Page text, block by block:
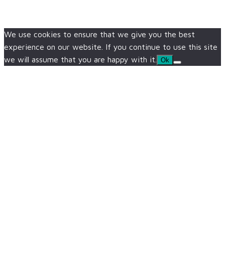
We use cookies to ensure that we give you the best
experience on our website. If you continue to use this site
we will assume that you are happy with it.
Ok